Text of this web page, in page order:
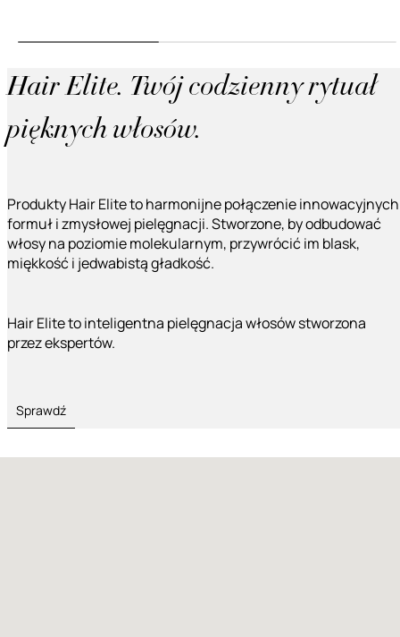
Hair Elite. Twój codzienny rytuał
pięknych włosów.
Produkty Hair Elite to harmonijne połączenie innowacyjnych
formuł i zmysłowej pielęgnacji. Stworzone, by odbudować
włosy na poziomie molekularnym, przywrócić im blask,
miękkość i jedwabistą gładkość.
Hair Elite to inteligentna pielęgnacja włosów stworzona
przez ekspertów.
Sprawdź